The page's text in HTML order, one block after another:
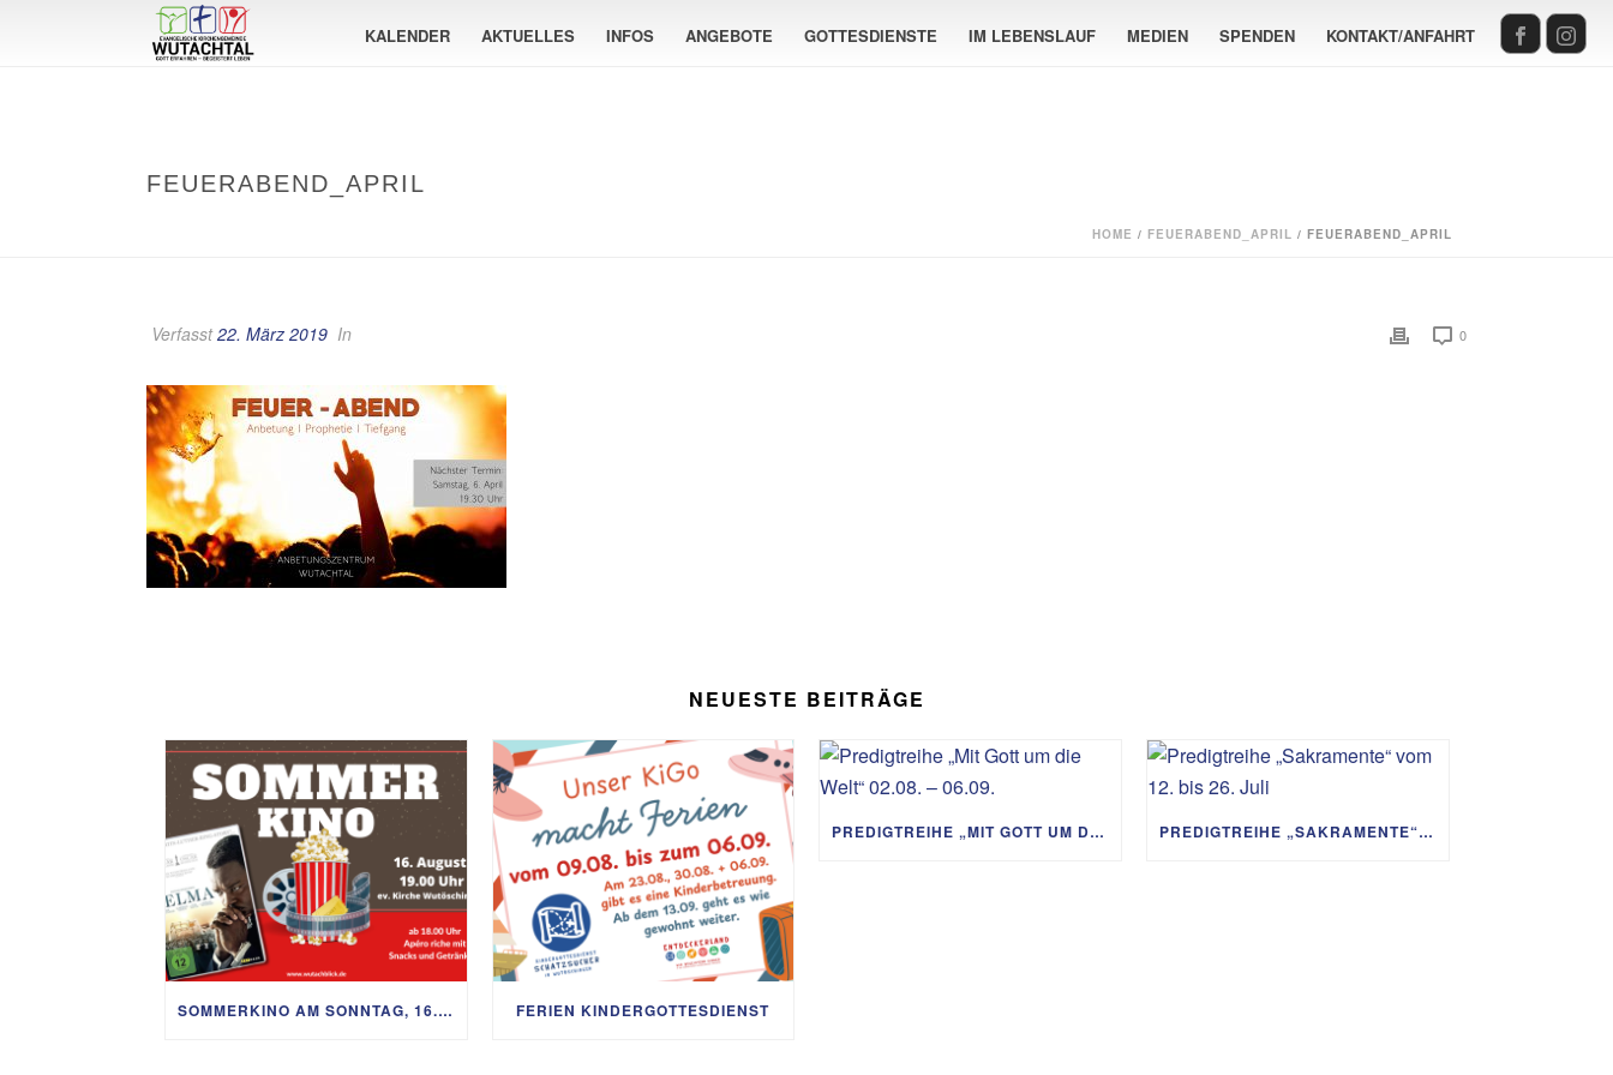
KALENDER AKTUELLES INFOS ANGEBOTE GOTTESDIENSTE IM LEBENSLAUF MEDIEN SPENDEN KONTAKT/ANFAHRT
FEUERABEND_APRIL
HOME / FEUERABEND_APRIL / FEUERABEND_APRIL
Verfasst22. März 2019 In 0
NEUESTE BEITRÄGE
SOMMERKINO AM SONNTAG, 16. AUGUST FERIEN KINDERGOTTESDIENST
PREDIGTREIHE „MIT GOTT UM DIE WELT“ 02.08. – 06.09. PREDIGTREIHE „SAKRAMENTE“ VOM 12. BIS 26. JULI